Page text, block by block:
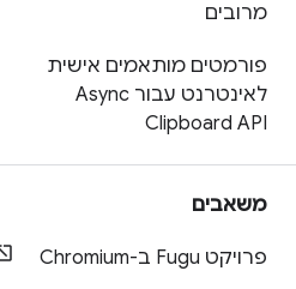
מרובים
פורמטים מותאמים אישית
לאינטרנט עבור Async
Clipboard API
משאבים
פרויקט Fugu ב-Chromium